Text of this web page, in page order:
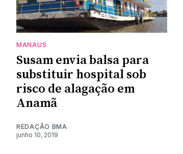
MANAUS
Susam envia balsa para
substituir hospital sob
risco de alagação em
Anamã
REDAÇÃO BMA
junho 10, 2019